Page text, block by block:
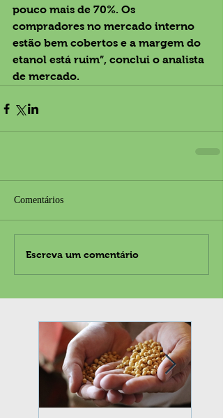
pouco mais de 70%. Os
compradores no mercado interno
estão bem cobertos e a margem do
etanol está ruim”, conclui o analista
de mercado.
Comentários
Escreva um comentário